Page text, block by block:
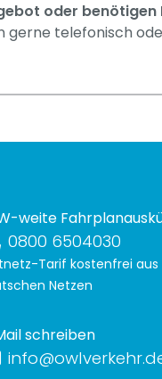
oder
gerne telefonisch
weite
0800 6504030
Tarif kostenfrei aus
Netzen
schreiben